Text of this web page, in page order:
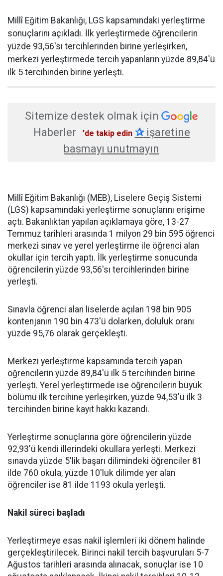
Millî Eğitim Bakanlığı, LGS kapsamındaki yerleştirme
sonuçlarını açıkladı. İlk yerleştirmede öğrencilerin
yüzde 93,56'sı tercihlerinden birine yerleşirken,
merkezi yerleştirmede tercih yapanların yüzde 89,84'ü
ilk 5 tercihinden birine yerleşti.
Sitemize destek olmak için
Haberler
'de takip edin ✰işaretine
basmayı unutmayın
Millî Eğitim Bakanlığı (MEB), Liselere Geçiş Sistemi
(LGS) kapsamındaki yerleştirme sonuçlarını erişime
açtı. Bakanlıktan yapılan açıklamaya göre, 13-27
Temmuz tarihleri arasında 1 milyon 29 bin 595 öğrenci
merkezi sınav ve yerel yerleştirme ile öğrenci alan
okullar için tercih yaptı. İlk yerleştirme sonucunda
öğrencilerin yüzde 93,56'sı tercihlerinden birine
yerleşti.
Sınavla öğrenci alan liselerde açılan 198 bin 905
kontenjanın 190 bin 473'ü dolarken, doluluk oranı
yüzde 95,76 olarak gerçekleşti.
Merkezi yerleştirme kapsamında tercih yapan
öğrencilerin yüzde 89,84'ü ilk 5 tercihinden birine
yerleşti. Yerel yerleştirmede ise öğrencilerin büyük
bölümü ilk tercihine yerleşirken, yüzde 94,53'ü ilk 3
tercihinden birine kayıt hakkı kazandı.
Yerleştirme sonuçlarına göre öğrencilerin yüzde
92,93'ü kendi illerindeki okullara yerleşti. Merkezi
sınavda yüzde 5'lik başarı dilimindeki öğrenciler 81
ilde 760 okula, yüzde 10'luk dilimde yer alan
öğrenciler ise 81 ilde 1193 okula yerleşti.
Nakil süreci başladı
Yerleştirmeye esas nakil işlemleri iki dönem halinde
gerçekleştirilecek. Birinci nakil tercih başvuruları 5-7
Ağustos tarihleri arasında alınacak, sonuçlar ise 10